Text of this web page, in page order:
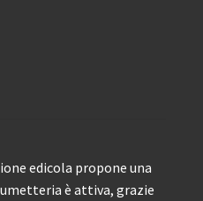
edicola propone una
è attiva, grazie